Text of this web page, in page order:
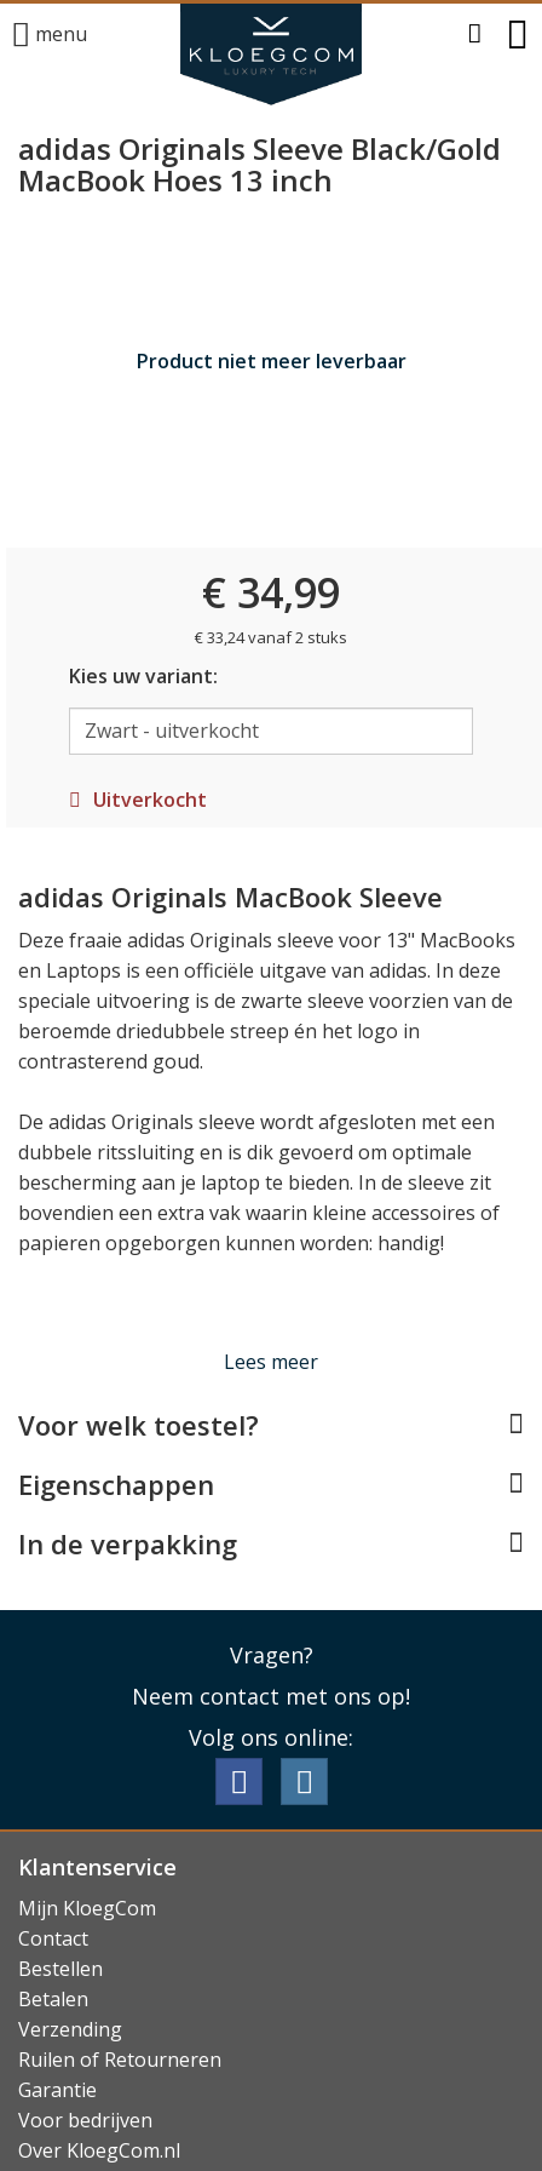
menu
adidas Originals Sleeve Black/Gold
MacBook Hoes 13 inch
Product niet meer leverbaar
€ 34,99
€ 33,24 vanaf 2 stuks
Kies uw variant:
Uitverkocht
adidas Originals MacBook Sleeve
Deze fraaie adidas Originals sleeve voor 13" MacBooks
en Laptops is een officiële uitgave van adidas. In deze
speciale uitvoering is de zwarte sleeve voorzien van de
beroemde driedubbele streep én het logo in
contrasterend goud.
De adidas Originals sleeve wordt afgesloten met een
dubbele ritssluiting en is dik gevoerd om optimale
bescherming aan je laptop te bieden. In de sleeve zit
bovendien een extra vak waarin kleine accessoires of
papieren opgeborgen kunnen worden: handig!
Lees minder
Lees meer
Voor welk toestel?
Eigenschappen
In de verpakking
Vragen?
Neem contact met ons op!
Volg ons online:
Klantenservice
Mijn KloegCom
Contact
Bestellen
Betalen
Verzending
Ruilen of Retourneren
Garantie
Voor bedrijven
Over KloegCom.nl